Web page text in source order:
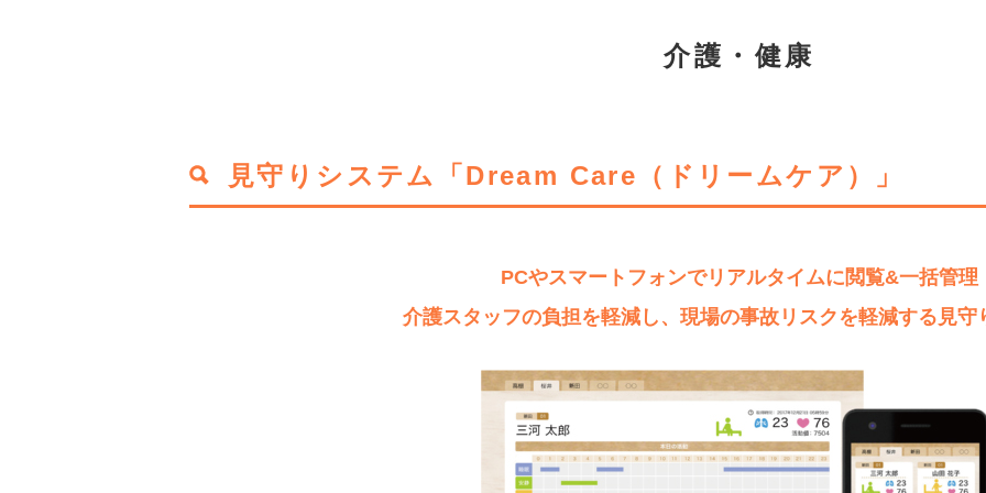
介護・健康
見守りシステム「Dream Care（ドリームケア）」
PCやスマートフォンでリアルタイムに閲覧&一括管理
介護スタッフの負担を軽減し、現場の事故リスクを軽減する見守